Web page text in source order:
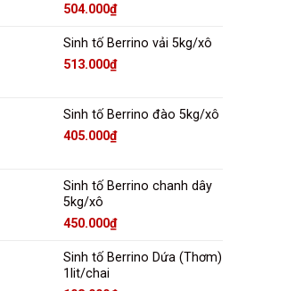
Chanh Dây 1lit/chai
108.000₫
tây 1lit/chai
504.000₫
Sinh tố Berrino vải 5kg/xô
513.000₫
Sinh tố Berrino đào 5kg/xô
405.000₫
Sinh tố Berrino chanh dây
5kg/xô
450.000₫
Sinh tố Berrino Dứa (Thơm)
1lit/chai